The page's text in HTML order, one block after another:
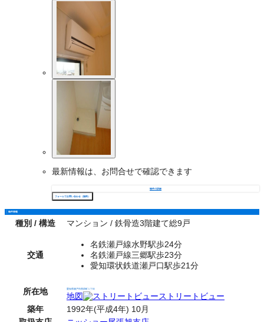
最新情報は、お問合せで確認できます
物件の詳細
フォームでお問い合わせ（無料）
物件情報
種別 / 構造 マンション / 鉄骨造3階建て総9戸
交通
名鉄瀬戸線水野駅歩24分
名鉄瀬戸線三郷駅歩23分
愛知環状鉄道瀬戸口駅歩21分
所在地 愛知県瀬戸市西原町１丁目
地図
ストリートビュー
築年
1992年(平成4年) 10月